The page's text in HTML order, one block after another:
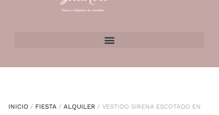
INICIO / FIESTA / ALQUILER / VESTIDO SIRENA ESCOTADO EN